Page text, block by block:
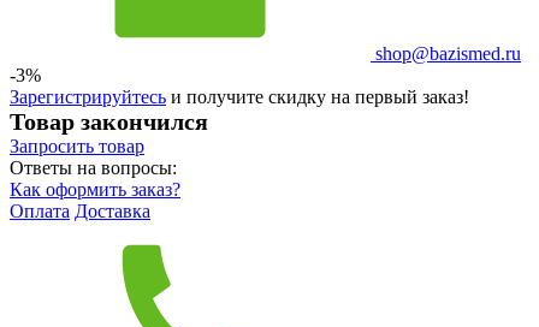
shop@bazismed.ru
-3%
Зарегистрируйтесь и получите скидку на первый заказ!
Товар закончился
Запросить товар
Ответы на вопросы:
Как оформить заказ?
Оплата Доставка